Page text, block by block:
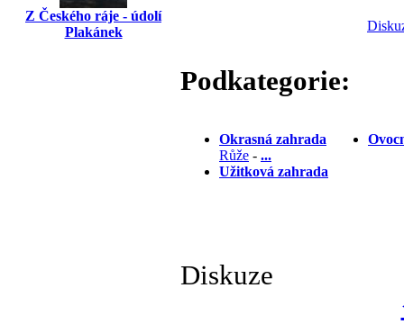
Z Českého ráje - údolí
Plakánek
Podkategorie:
Okrasná zahrada
Růže - ...
Užitková zahrada
Diskuze